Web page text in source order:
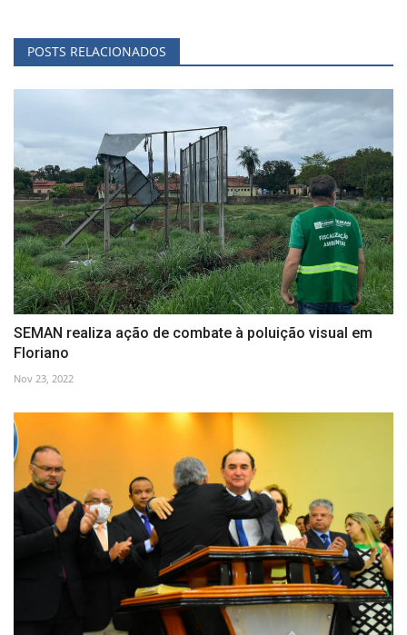
POSTS RELACIONADOS
SEMAN realiza ação de combate à poluição visual em
Floriano
Nov 23, 2022